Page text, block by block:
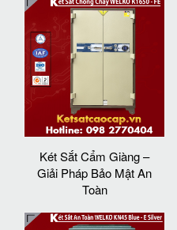
Két Sắt Cẩm Giàng –
Giải Pháp Bảo Mật An
Toàn